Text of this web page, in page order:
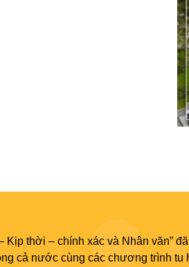
thời – chính xác và Nhân văn”
cả nước cùng các chương trình tu